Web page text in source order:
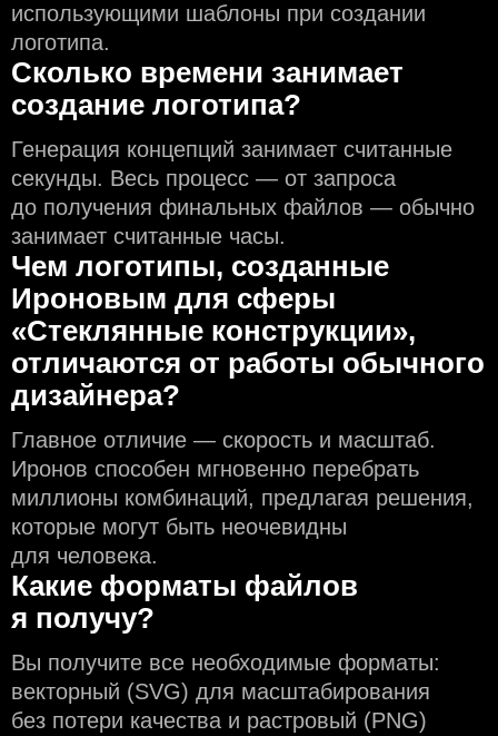
использующими шаблоны при создании
логотипа.
Сколько времени занимает
создание логотипа?
Генерация концепций занимает считанные
секунды. Весь процесс — от запроса
до получения финальных файлов — обычно
занимает считанные часы.
Чем логотипы, созданные
Ироновым для сферы
«Стеклянные конструкции»,
отличаются от работы обычного
дизайнера?
Главное отличие — скорость и масштаб.
Иронов способен мгновенно перебрать
миллионы комбинаций, предлагая решения,
которые могут быть неочевидны
для человека.
Какие форматы файлов
я получу?
Вы получите все необходимые форматы:
векторный (SVG) для масштабирования
без потери качества и растровый (PNG)